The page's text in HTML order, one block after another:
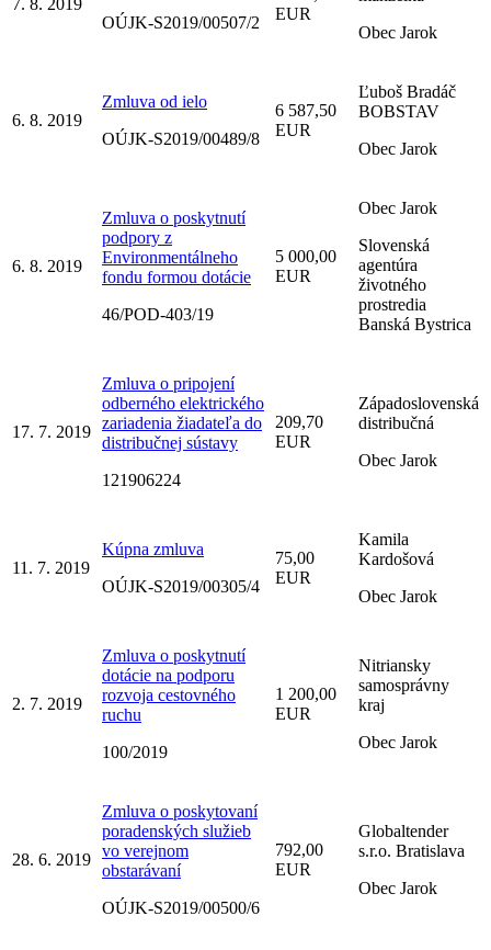
OÚJK-S2019/00507/2
EUR
Obec Jarok
6. 8. 2019
Zmluva od ielo
OÚJK-S2019/00489/8
6 587,50
EUR
Ľuboš Bradáč
BOBSTAV
Obec Jarok
6. 8. 2019
Zmluva o poskytnutí
podpory z
Environmentálneho
fondu formou dotácie
46/POD-403/19
5 000,00
EUR
Obec Jarok
Slovenská
agentúra
životného
prostredia
Banská Bystrica
17. 7. 2019
Zmluva o pripojení
odberného elektrického
zariadenia žiadateľa do
distribučnej sústavy
121906224
209,70
EUR
Západoslovenská
distribučná
Obec Jarok
11. 7. 2019
Kúpna zmluva
OÚJK-S2019/00305/4
75,00
EUR
Kamila
Kardošová
Obec Jarok
2. 7. 2019
Zmluva o poskytnutí
dotácie na podporu
rozvoja cestovného
ruchu
100/2019
1 200,00
EUR
Nitriansky
samosprávny
kraj
Obec Jarok
28. 6. 2019
Zmluva o poskytovaní
poradenských služieb
vo verejnom
obstarávaní
OÚJK-S2019/00500/6
792,00
EUR
Globaltender
s.r.o. Bratislava
Obec Jarok